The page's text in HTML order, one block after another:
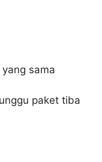
sama
paket tiba